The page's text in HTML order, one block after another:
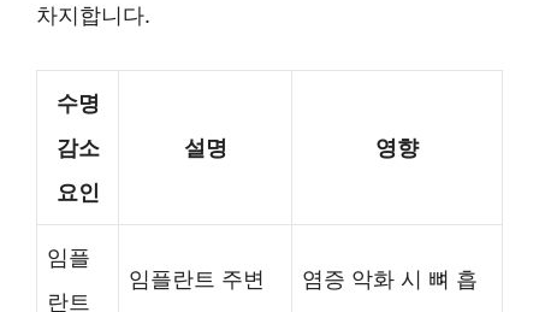
차지합니다.
수명
감소
요인
설명 영향
임플
란트
임플란트 주변
염증 악화 시 뼈 흡